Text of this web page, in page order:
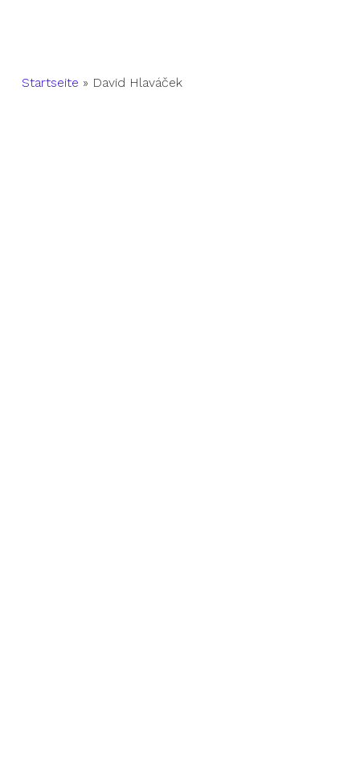
Startseite » David Hlaváček